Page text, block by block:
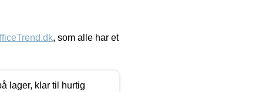
, som alle har et
lager, klar til hurtig